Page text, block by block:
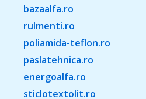
bazaalfa.ro
rulmenti.ro
poliamida-teflon.ro
paslatehnica.ro
energoalfa.ro
sticlotextolit.ro